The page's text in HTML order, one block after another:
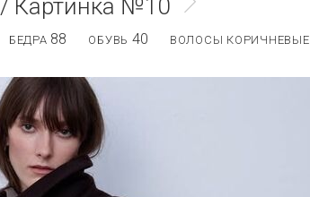
/ Картинка №10
БЕДРА 88 ОБУВЬ 40 ВОЛОСЫ КОРИЧНЕВЫЕ